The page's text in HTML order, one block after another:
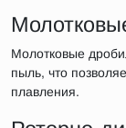
Молотковые
пыль, что
плавления.